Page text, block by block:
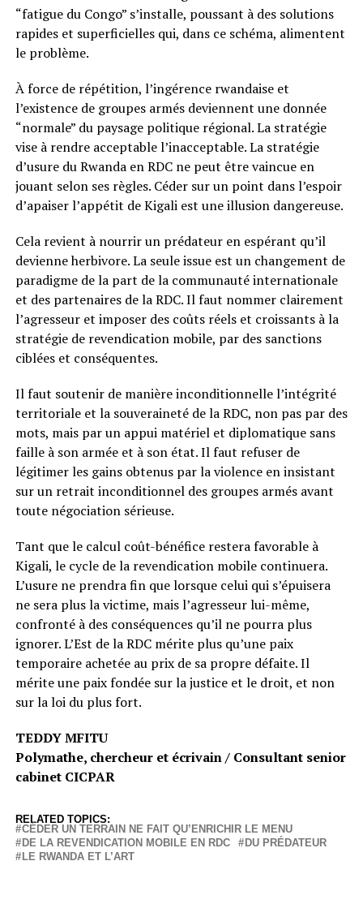
“fatigue du Congo” s’installe, poussant à des solutions
rapides et superficielles qui, dans ce schéma, alimentent
le problème.
À force de répétition, l’ingérence rwandaise et
l’existence de groupes armés deviennent une donnée
“normale” du paysage politique régional. La stratégie
vise à rendre acceptable l’inacceptable. La stratégie
d’usure du Rwanda en RDC ne peut être vaincue en
jouant selon ses règles. Céder sur un point dans l’espoir
d’apaiser l’appétit de Kigali est une illusion dangereuse.
Cela revient à nourrir un prédateur en espérant qu’il
devienne herbivore. La seule issue est un changement de
paradigme de la part de la communauté internationale
et des partenaires de la RDC. Il faut nommer clairement
l’agresseur et imposer des coûts réels et croissants à la
stratégie de revendication mobile, par des sanctions
ciblées et conséquentes.
Il faut soutenir de manière inconditionnelle l’intégrité
territoriale et la souveraineté de la RDC, non pas par des
mots, mais par un appui matériel et diplomatique sans
faille à son armée et à son état. Il faut refuser de
légitimer les gains obtenus par la violence en insistant
sur un retrait inconditionnel des groupes armés avant
toute négociation sérieuse.
Tant que le calcul coût-bénéfice restera favorable à
Kigali, le cycle de la revendication mobile continuera.
L’usure ne prendra fin que lorsque celui qui s’épuisera
ne sera plus la victime, mais l’agresseur lui-même,
confronté à des conséquences qu’il ne pourra plus
ignorer. L’Est de la RDC mérite plus qu’une paix
temporaire achetée au prix de sa propre défaite. Il
mérite une paix fondée sur la justice et le droit, et non
sur la loi du plus fort.
TEDDY MFITU
Polymathe, chercheur et écrivain / Consultant senior
cabinet CICPAR
RELATED TOPICS:
CÉDER UN TERRAIN NE FAIT QU’ENRICHIR LE MENU
DE LA REVENDICATION MOBILE EN RDC
DU PRÉDATEUR
LE RWANDA ET L’ART